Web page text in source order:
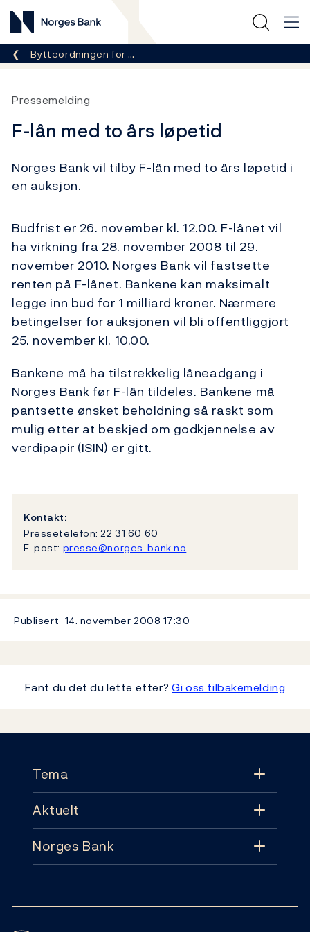
Norges Bank
Her er du nå:
Bytteordningen for …
Pressemelding
F-lån med to års løpetid
Norges Bank vil tilby F-lån med to års løpetid i
en auksjon.
Budfrist er 26. november kl. 12.00. F-lånet vil
ha virkning fra 28. november 2008 til 29.
november 2010. Norges Bank vil fastsette
renten på F-lånet. Bankene kan maksimalt
legge inn bud for 1 milliard kroner. Nærmere
betingelser for auksjonen vil bli offentliggjort
25. november kl. 10.00.
Bankene må ha tilstrekkelig låneadgang i
Norges Bank før F-lån tildeles. Bankene må
pantsette ønsket beholdning så raskt som
mulig etter at beskjed om godkjennelse av
verdipapir (ISIN) er gitt.
Kontakt:
Pressetelefon: 22 31 60 60
E-post: presse@norges-bank.no
Publisert 14. november 2008 17:30
Fant du det du lette etter?Gi oss tilbakemelding
Tema
Tema
Pengepolitikk
Aktuelt
Aktuelt
Norges Bank
Følg oss: